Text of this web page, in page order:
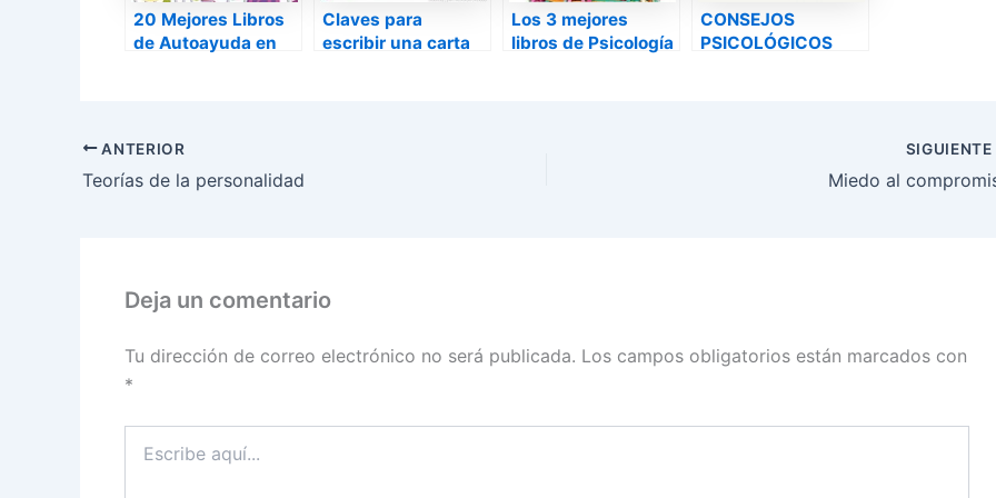
20 Mejores Libros
de Autoayuda en
Claves para
escribir una carta
Los 3 mejores
libros de Psicología
CONSEJOS
PSICOLÓGICOS
ANTERIOR
Teorías de la personalidad
SIGUIENTE
Miedo al
Deja un comentario
Tu dirección de correo electrónico no será publicada. Los campos obligatorios están marcados con
*
aquí...